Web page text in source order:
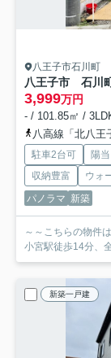
八王子市石川町
八王子市 石川
3,999万円
- / 101.85㎡ /
八高線「北八王
駐車2台可 陽
収納豊富
ウォ
パノラマ 新築
～～こちらの物件
小宮駅徒歩14分、
新築一戸建